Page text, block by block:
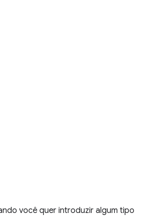
você quer introduzir algum tipo